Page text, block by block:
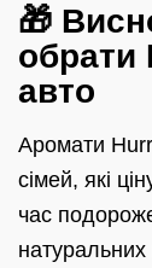
🎁
обрати
авто
Аромати
сімей, які
час
натуральних